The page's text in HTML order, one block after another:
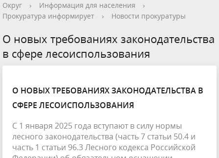
Округ › Информация для населения
›
Прокуратура информирует
› Новости прокуратуры
О новых требованиях законодательства
в сфере лесоиспользования
О НОВЫХ ТРЕБОВАНИЯХ ЗАКОНОДАТЕЛЬСТВА В
СФЕРЕ ЛЕСОИСПОЛЬЗОВАНИЯ
С 1 января 2025 года вступают в силу нормы
лесного законодательства (часть 7 статьи 50.4 и
часть 1 статьи 96.3 Лесного кодекса Российской